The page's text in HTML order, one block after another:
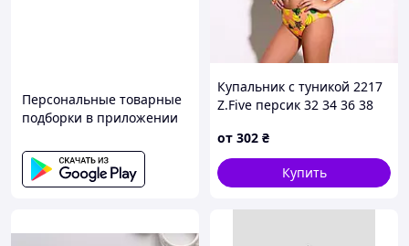
Персональные товарные
подборки в приложении
Купальник с туникой 2217
Z.Five персик 32 34 36 38
от 302 ₴
Купить